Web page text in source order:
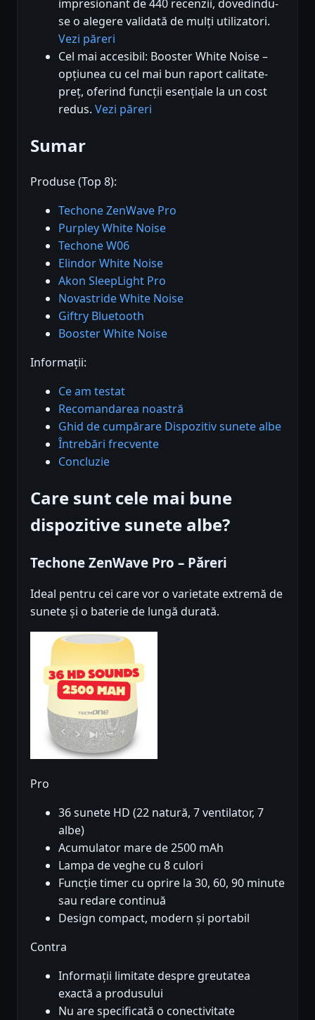
impresionant de 440 recenzii, dovedindu-
se o alegere validată de mulți utilizatori.
Vezi păreri
Cel mai accesibil: Booster White Noise –
opțiunea cu cel mai bun raport calitate-
preț, oferind funcții esențiale la un cost
redus. Vezi păreri
Sumar
Produse (Top 8):
Techone ZenWave Pro
Purpley White Noise
Techone W06
Elindor White Noise
Akon SleepLight Pro
Novastride White Noise
Giftry Bluetooth
Booster White Noise
Informații:
Ce am testat
Recomandarea noastră
Ghid de cumpărare Dispozitiv sunete albe
Întrebări frecvente
Concluzie
Care sunt cele mai bune
dispozitive sunete albe?
Techone ZenWave Pro – Păreri
Ideal pentru cei care vor o varietate extremă de
sunete și o baterie de lungă durată.
Pro
36 sunete HD (22 natură, 7 ventilator, 7
albe)
Acumulator mare de 2500 mAh
Lampa de veghe cu 8 culori
Funcție timer cu oprire la 30, 60, 90 minute
sau redare continuă
Design compact, modern și portabil
Contra
Informații limitate despre greutatea
exactă a produsului
Nu are specificată o conectivitate